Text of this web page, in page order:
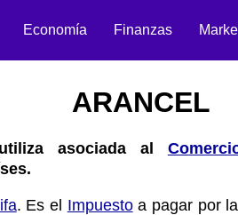
Economía Finanzas
ARANCEL
asociada al
. Es el Impuestoa pagar por